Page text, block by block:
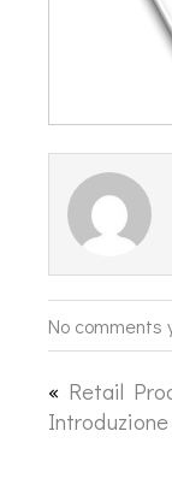
No comments
« Retail
Introduzione